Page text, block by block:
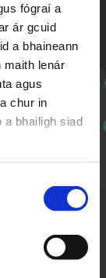
fógraí a
ár gcuid
a bhaineann
maith lenár
agus
chur in
a bhailigh siad